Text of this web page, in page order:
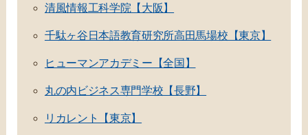
清風情報工科学院【大阪】
千駄ヶ谷日本語教育研究所高田馬場校【東京】
ヒューマンアカデミー【全国】
丸の内ビジネス専門学校【長野】
リカレント【東京】